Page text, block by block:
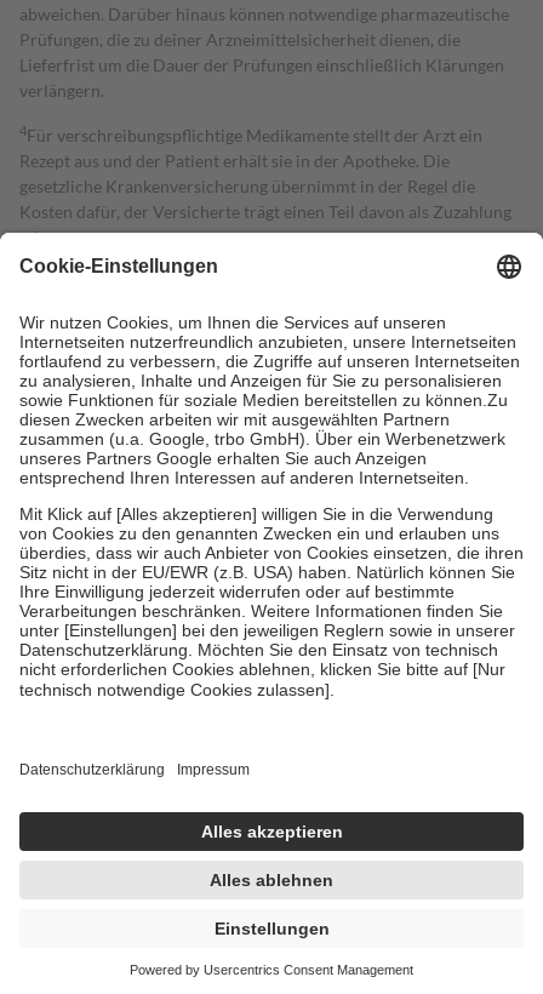
abweichen. Darüber hinaus können notwendige pharmazeutische
Prüfungen, die zu deiner Arzneimittelsicherheit dienen, die
Lieferfrist um die Dauer der Prüfungen einschließlich Klärungen
verlängern.
4Für verschreibungspflichtige Medikamente stellt der Arzt ein
Rezept aus und der Patient erhält sie in der Apotheke. Die
gesetzliche Krankenversicherung übernimmt in der Regel die
Kosten dafür, der Versicherte trägt einen Teil davon als Zuzahlung
mit.
Grundsätzlich leisten Mitglieder Zuzahlungen in Höhe von zehn
höchstens zehn Euro.
Es sind jedoch nie mehr als die tatsächlichen
Kosten der Leistung zu entrichten.
Diese Regeln gelten grundsätzlich auch für Online-Apotheken.
Bei Heilmitteln und häuslicher Krankenpflege beträgt die
Zuzahlung zehn Prozent der Kosten sowie zehn Euro je
Verordnung.
Um das Engagement der Versicherten für ihre eigene Gesundheit zu
stärken und die besondere Stellung der Familie zu unterstützen,
fallenkeine Zuzahlungenan bei:
• Kindern und Jugendlichen bis zum vollendeten 18. Lebensjahr
mit Ausnahme der Fahrkosten
• Untersuchungen zur Vorsorge und Früherkennung, die von der
GKV getragen werden
• empfohlenen Schutzimpfungen
• Harn- und Blutteststreifen
getroffen, um sicherzustellen, dass es sich um echte Bewertungen
https://help.etrusted.com/hc/de/articles/4419944605341
Einige Bilder und Inhalte wurden unter Zuhilfenahme künstlicher